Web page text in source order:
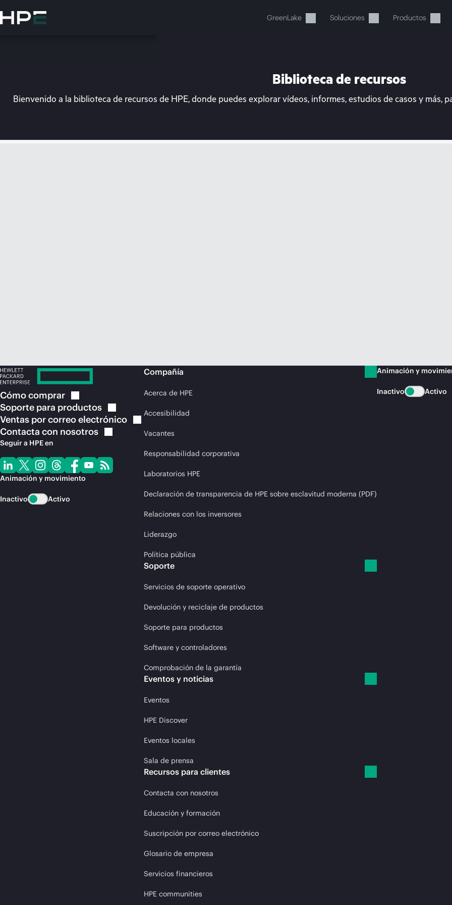
al
contenido
GreenLake Soluciones Productos
En estos momentos, tu cesta está
Biblioteca de recursos
Bienvenido a la biblioteca de recursos de HPE, donde puedes explorar vídeos, informes, estudios de casos y más,
Cómocomprar
Soporte para productos
Ventas por correoelectrónico
Contacta con nosotros
Seguir a HPE en
Animación y movimiento
Inactivo Activo
Compañía
Acerca de HPE
Accesibilidad
Vacantes
Responsabilidad corporativa
Laboratorios HPE
Declaración de transparencia de HPE sobre esclavitud moderna (PDF)
Relaciones con los inversores
Liderazgo
Política pública
Soporte
Servicios de soporte operativo
Devolución y reciclaje de productos
Soporte para productos
Software y controladores
Comprobación de la garantía
Eventos y noticias
Eventos
HPE Discover
Eventos locales
Sala de prensa
Recursos para clientes
Contacta con nosotros
Educación y formación
Suscripción por correo electrónico
Glosario de empresa
Servicios financieros
HPE communities
Animación y
Inactivo Activo